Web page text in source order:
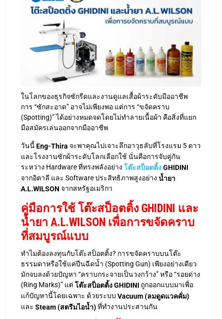
ในโลกของธุรกิจซักรีดและงานดูแลเสื้อผ้าระดับมืออาชีพ
การ “ซักสะอาด” อาจไม่เพียงพอ แต่การ “ขจัดคราบ
(Spotting)” ได้อย่างหมดจดโดยไม่ทำลายเนื้อผ้า คือสิ่งที่แยก
มือสมัครเล่นออกจากมืออาชีพ
วันนี้Eng-Thira จะพาคุณไปเจาะลึกอาวุธลับที่โรงแรม 5 ดาว
และโรงงานซักผ้าระดับโลกเลือกใช้ นั่นคือการจับคู่กัน
ระหว่าง Hardware ที่ทรงพลังอย่างโต๊ะสป็อตติ้งGHIDINI
จากอิตาลี และ Software ประสิทธิภาพสูงอย่างน้ำยา
A.L.WILSON จากสหรัฐอเมริกา
คู่มือการใช้ โต๊ะสป็อตติ้ง GHIDINI และ
น้ำยา A.L.WILSON เพื่อการขจัดคราบ
ที่สมบูรณ์แบบ
ทำไมต้องลงทุนกับโต๊ะสป็อตติ้ง? การขจัดคราบบนโต๊ะ
ธรรมดาหรือใช้แค่ปืนฉีดน้ำ (Spotting Gun) เพียงอย่างเดียว
มักจบลงด้วยปัญหา “คราบกระจายเป็นวงกว้าง” หรือ “รอยด่าง
(Ring Marks)” แต่โต๊ะสป็อตติ้ง GHIDINI ถูกออกแบบมาเพื่อ
แก้ปัญหานี้โดยเฉพาะ ด้วยระบบVacuum (ลมดูดแวคคั่ม)
และSteam (สตรีมไอน้ำ)ที่ทำงานประสานกัน